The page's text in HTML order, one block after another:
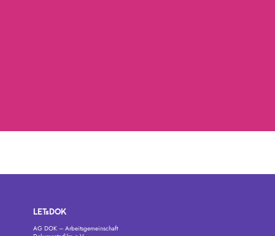
LETsDOK
AG DOK – Arbeitsgemeinschaft